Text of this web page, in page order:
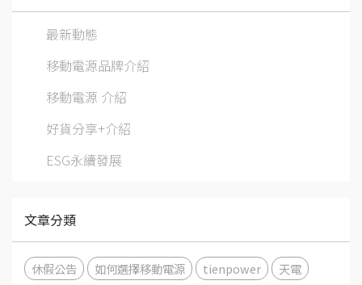
最新動態
移動電源品牌介紹
移動電源 介紹
好貨分享+介紹
ESG永續發展
文章分類
休假公告 如何選擇移動電源 tienpower
天電